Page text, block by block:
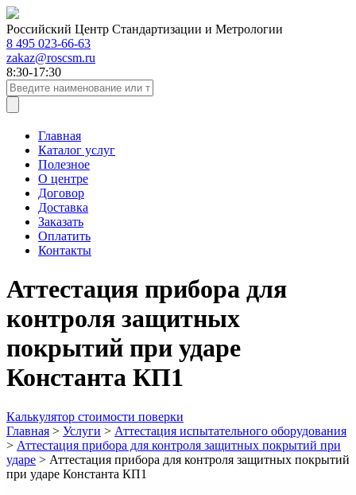
Российский Центр Стандартизации и Метрологии
8 495 023-66-63
zakaz@roscsm.ru
8:30-17:30
Главная
Каталог услуг
Полезное
О центре
Договор
Доставка
Заказать
Оплатить
Контакты
Аттестация прибора для
контроля защитных
покрытий при ударе
Константа КП1
Калькулятор стоимости поверки
Главная > Услуги > Аттестация испытательного оборудования
> Аттестация прибора для контроля защитных покрытий при
ударе > Аттестация прибора для контроля защитных покрытий
при ударе Константа КП1